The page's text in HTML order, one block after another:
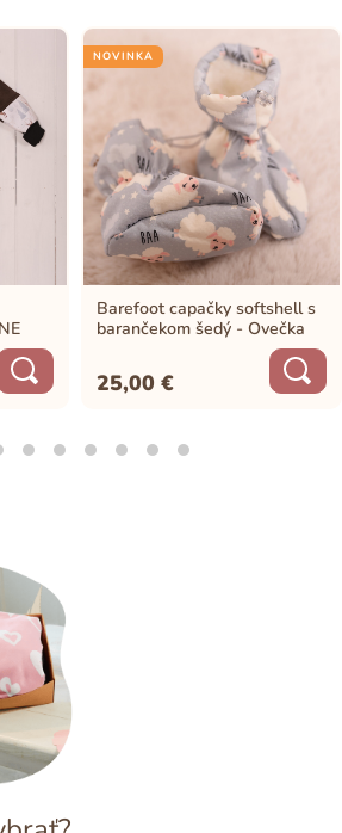
NOVINKA
Barefoot capačky softshell s
barančekom šedý - Ovečka
25,00€